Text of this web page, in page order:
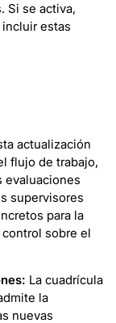
Si se activa,
estas
actualización
flujo de trabajo,
evaluaciones
supervisores
para la
sobre el
La cuadrícula
la
nuevas